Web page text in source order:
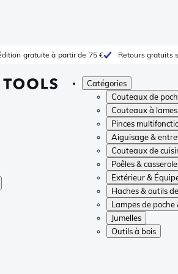
gratuite à partir de 75 € Retours gratuits
Catégories
Couteaux de
Couteaux à
Pinces
Aiguisage &
Couteaux de
Poêles &
Extérieur &
Haches & outils
Lampes de poche
Jumelles
Outils à bois